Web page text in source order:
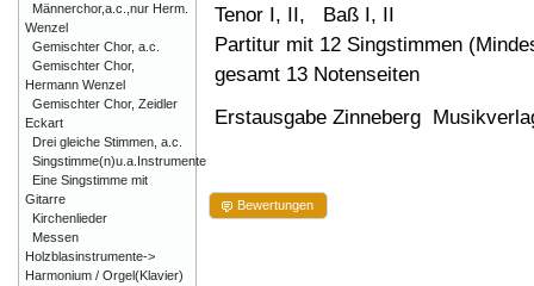
Tenor I, II, Baß I, II
Partitur mit 12 Singstimmen
gesamt 13 Notenseiten
Erstausgabe Zinneberg
Bewertungen
Männerchor,a.c.,nur Herm.
Wenzel
Gemischter Chor, a.c.
Gemischter Chor,
Hermann Wenzel
Gemischter Chor, Zeidler
Eckart
Drei gleiche Stimmen, a.c.
Singstimme(n)u.a.Instrumente
Eine Singstimme mit
Gitarre
Kirchenlieder
Messen
Holzblasinstrumente->
Harmonium / Orgel(Klavier)